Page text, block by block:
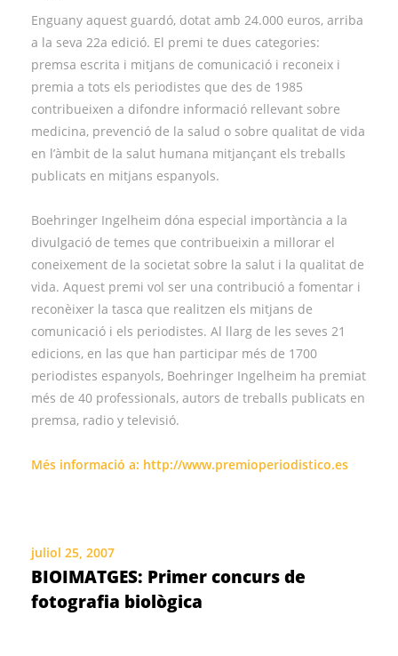
Enguany aquest guardó, dotat amb 24.000 euros, arriba
a la seva 22a edició. El premi te dues categories:
premsa escrita i mitjans de comunicació i reconeix i
premia a tots els periodistes que des de 1985
contribueixen a difondre informació rellevant sobre
medicina, prevenció de la salud o sobre qualitat de vida
en l’àmbit de la salut humana mitjançant els treballs
publicats en mitjans espanyols.
Boehringer Ingelheim dóna especial importància a la
divulgació de temes que contribueixin a millorar el
coneixement de la societat sobre la salut i la qualitat de
vida. Aquest premi vol ser una contribució a fomentar i
reconèixer la tasca que realitzen els mitjans de
comunicació i els periodistes. Al llarg de les seves 21
edicions, en las que han participar més de 1700
periodistes espanyols, Boehringer Ingelheim ha premiat
més de 40 professionals, autors de treballs publicats en
premsa, radio y televisió.
Més informació a: http://www.premioperiodistico.es
juliol 25, 2007
BIOIMATGES: Primer concurs de
fotografia biològica